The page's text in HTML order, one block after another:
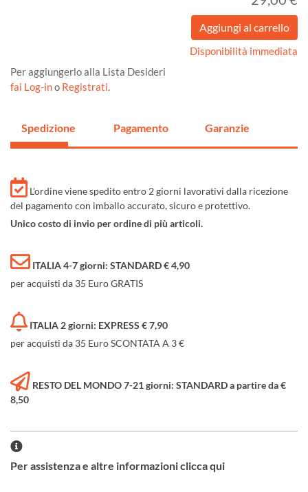
Disponibilità immediata
Per aggiungerlo alla Lista Desideri
fai Log-ino Registrati.
Spedizione Pagamento Garanzie
L'ordine viene spedito entro 2 giorni lavorativi dalla ricezione
del pagamento con imballo accurato, sicuro e protettivo.
Unico costo di invio per ordine di più articoli.
ITALIA 4-7 giorni: STANDARD € 4,90
per acquisti da 35 Euro GRATIS
ITALIA 2 giorni: EXPRESS € 7,90
per acquisti da 35 Euro SCONTATA A 3 €
RESTO DEL MONDO 7-21 giorni: STANDARD a partire da €
8,50
Per assistenza e altre informazioni clicca qui